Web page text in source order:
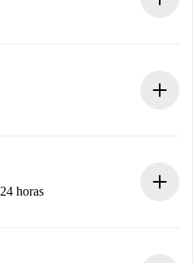
necessárias
o proprietário confirme.
horas